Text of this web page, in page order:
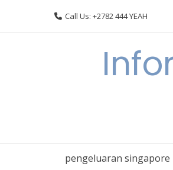
Call Us: +2782 444 YEAH
pengeluaran singapore